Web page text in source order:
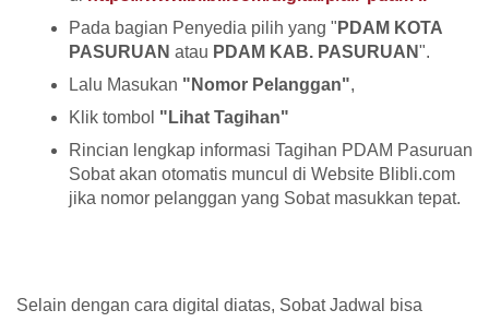
Pada bagian Penyedia pilih yang " PDAM KOTA
PASURUAN atau PDAM KAB. PASURUAN".
Lalu Masukan "Nomor Pelanggan",
Klik tombol "Lihat Tagihan"
Rincian lengkap informasi Tagihan PDAM Pasuruan
Sobat akan otomatis muncul di Website Blibli.com
jika nomor pelanggan yang Sobat masukkan tepat.
Selain dengan cara digital diatas, Sobat Jadwal bisa